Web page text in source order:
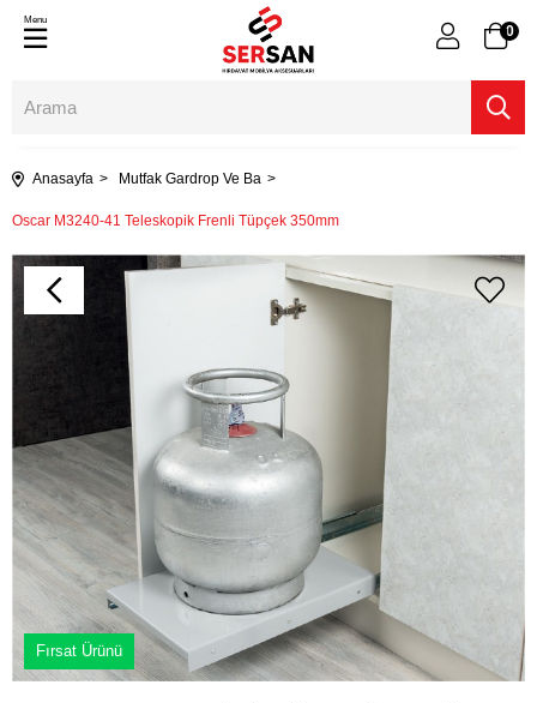
0
Menu
Anasayfa Mutfak Gardrop Ve Ba
Oscar M3240-41 Teleskopik Frenli Tüpçek 350mm
Fırsat Ürünü